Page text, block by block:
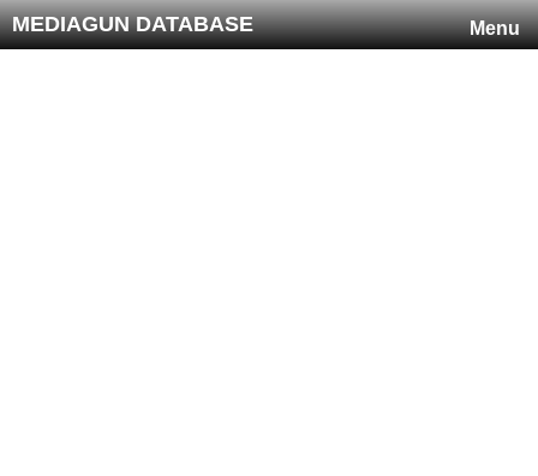
Menu
MEDIAGUN DATABASE